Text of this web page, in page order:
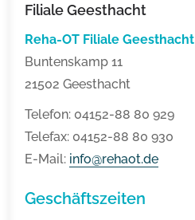
Filiale Geesthacht
Reha-OT Filiale Geesthacht
Buntenskamp 11
21502 Geesthacht
Telefon: 04152-88 80 929
Telefax: 04152-88 80 930
E-Mail: info@rehaot.de
Geschäftszeiten